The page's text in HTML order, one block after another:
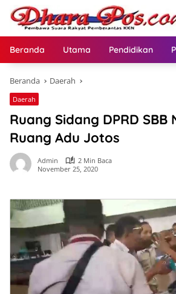
Langsung
konten
Beranda Utama Pendidikan
Beranda Daerah
Daerah
Ruang Sidang DPRD SBB
Ruang Adu Jotos
Admin
2 Min Baca
November 25, 2020